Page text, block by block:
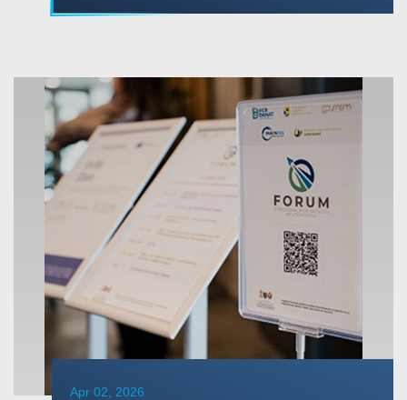
Apr 02, 2026